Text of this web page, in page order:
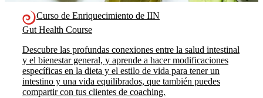
Curso de Enriquecimiento de IIN
Gut Health Course
Descubre las profundas conexiones entre la salud intestinal
y el bienestar general, y aprende a hacer modificaciones
específicas en la dieta y el estilo de vida para tener un
intestino y una vida equilibrados, que también puedes
compartir con tus clientes de coaching.